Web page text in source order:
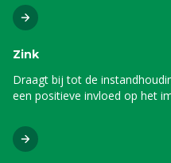
Zink
Draagt bij tot de
een positieve invloed op het